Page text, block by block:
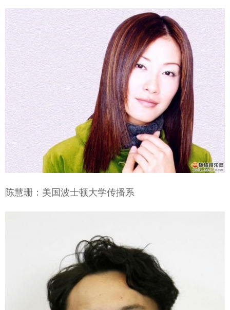
陈慧珊：美国波士顿大学传播系